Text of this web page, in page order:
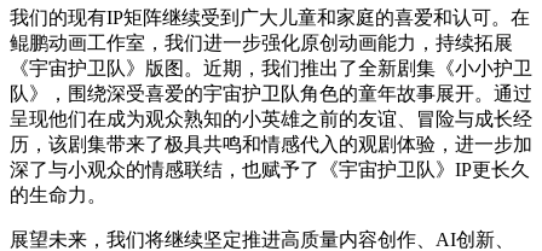
我们的现有IP矩阵继续受到广大儿童和家庭的喜爱和认可。在
鲲鹏动画工作室，我们进一步强化原创动画能力，持续拓展
《宇宙护卫队》版图。近期，我们推出了全新剧集《小小护卫
队》，围绕深受喜爱的宇宙护卫队角色的童年故事展开。通过
呈现他们在成为观众熟知的小英雄之前的友谊、冒险与成长经
历，该剧集带来了极具共鸣和情感代入的观剧体验，进一步加
深了与小观众的情感联结，也赋予了《宇宙护卫队》IP更长久
的生命力。
展望未来，我们将继续坚定推进高质量内容创作、AI创新、